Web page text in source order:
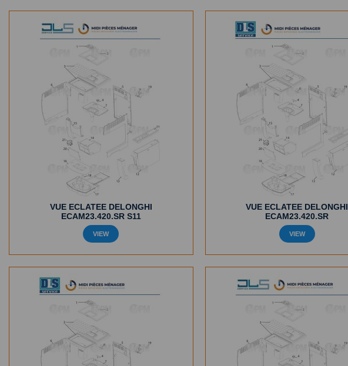
VUE ECLATEE DELONGHI
ECAM23.420.SR S11
VIEW
VUE ECLATEE DELONGHI
ECAM23.420.SR
VIEW